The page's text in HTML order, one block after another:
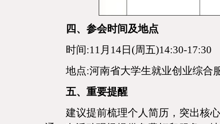
四、参会时间及地点
时间:11月14日(周五)14:30-17:30
地点:河南省大学生就业创业综合
五、重要提醒
建议提前梳理个人简历，突出核